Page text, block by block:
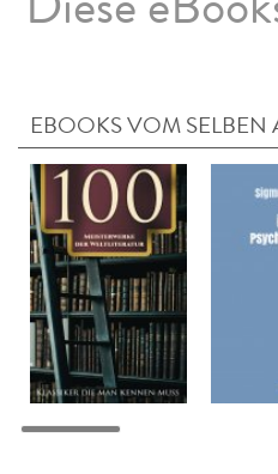
EBOOKS VOM SELBEN